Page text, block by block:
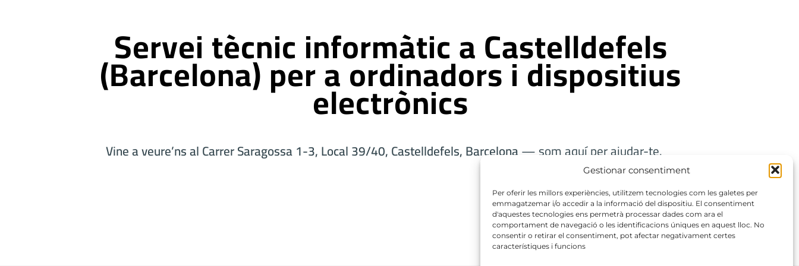
Gestionar consentiment
Per oferir les millors experiències, utilitzem tecnologies com les galetes per
emmagatzemar i/o accedir a la informació del dispositiu. El consentiment
d'aquestes tecnologies ens permetrà processar dades com ara el
comportament de navegació o les identificacions úniques en aquest lloc. No
consentir o retirar el consentiment, pot afectar negativament certes
característiques i funcions
Servei tècnic informàtic a Castelldefels
(Barcelona) per a ordinadors i dispositius
electrònics
Vine a veure’ns al Carrer Saragossa 1-3, Local 39/40, Castelldefels, Barcelona— som aquí per ajudar-te.